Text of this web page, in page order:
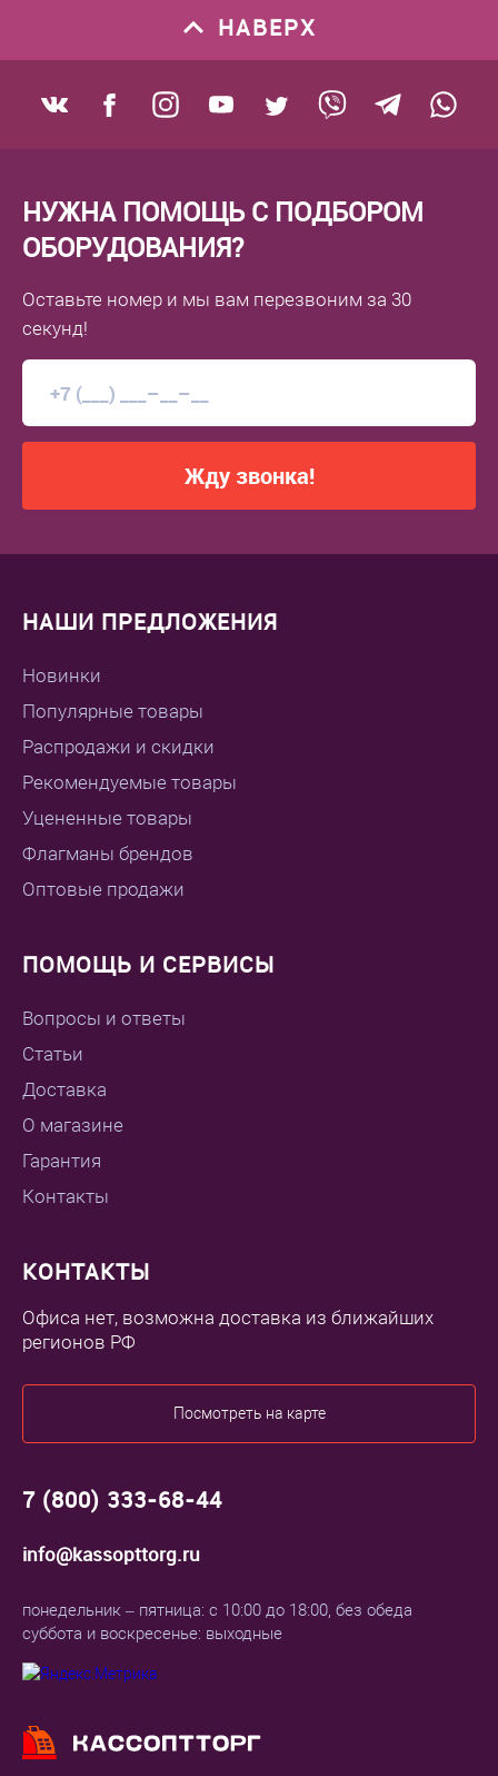
НАВЕРХ
НУЖНА ПОМОЩЬ С ПОДБОРОМ
ОБОРУДОВАНИЯ?
Оставьте номер и мы вам перезвоним за 30
секунд!
Жду звонка!
НАШИ ПРЕДЛОЖЕНИЯ
Новинки
Популярные товары
Распродажи и скидки
Рекомендуемые товары
Уцененные товары
Флагманы брендов
Оптовые продажи
ПОМОЩЬ И СЕРВИСЫ
Вопросы и ответы
Статьи
Доставка
О магазине
Гарантия
Контакты
КОНТАКТЫ
Офиса нет, возможна доставка из ближайших
регионов РФ
Посмотреть на карте
7 (800) 333-68-44
info@kassopttorg.ru
понедельник – пятница: с 10:00 до 18:00, без обеда
суббота и воскресенье: выходные